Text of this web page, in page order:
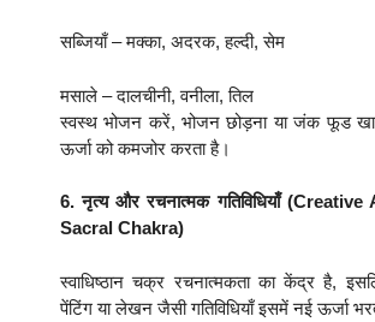
सब्जियाँ – मक्का, अदरक, हल्दी, सेम
मसाले – दालचीनी, वनीला, तिल
स्वस्थ भोजन करें, भोजन छोड़ना या जंक फूड
ऊर्जा को कमजोर करता है।
6. नृत्य और रचनात्मक गतिविधियाँ
Sacral Chakra)
स्वाधिष्ठान चक्र रचनात्मकता का केंद्र है,
पेंटिंग या लेखन जैसी गतिविधियाँ इसमें नई ऊर्जा